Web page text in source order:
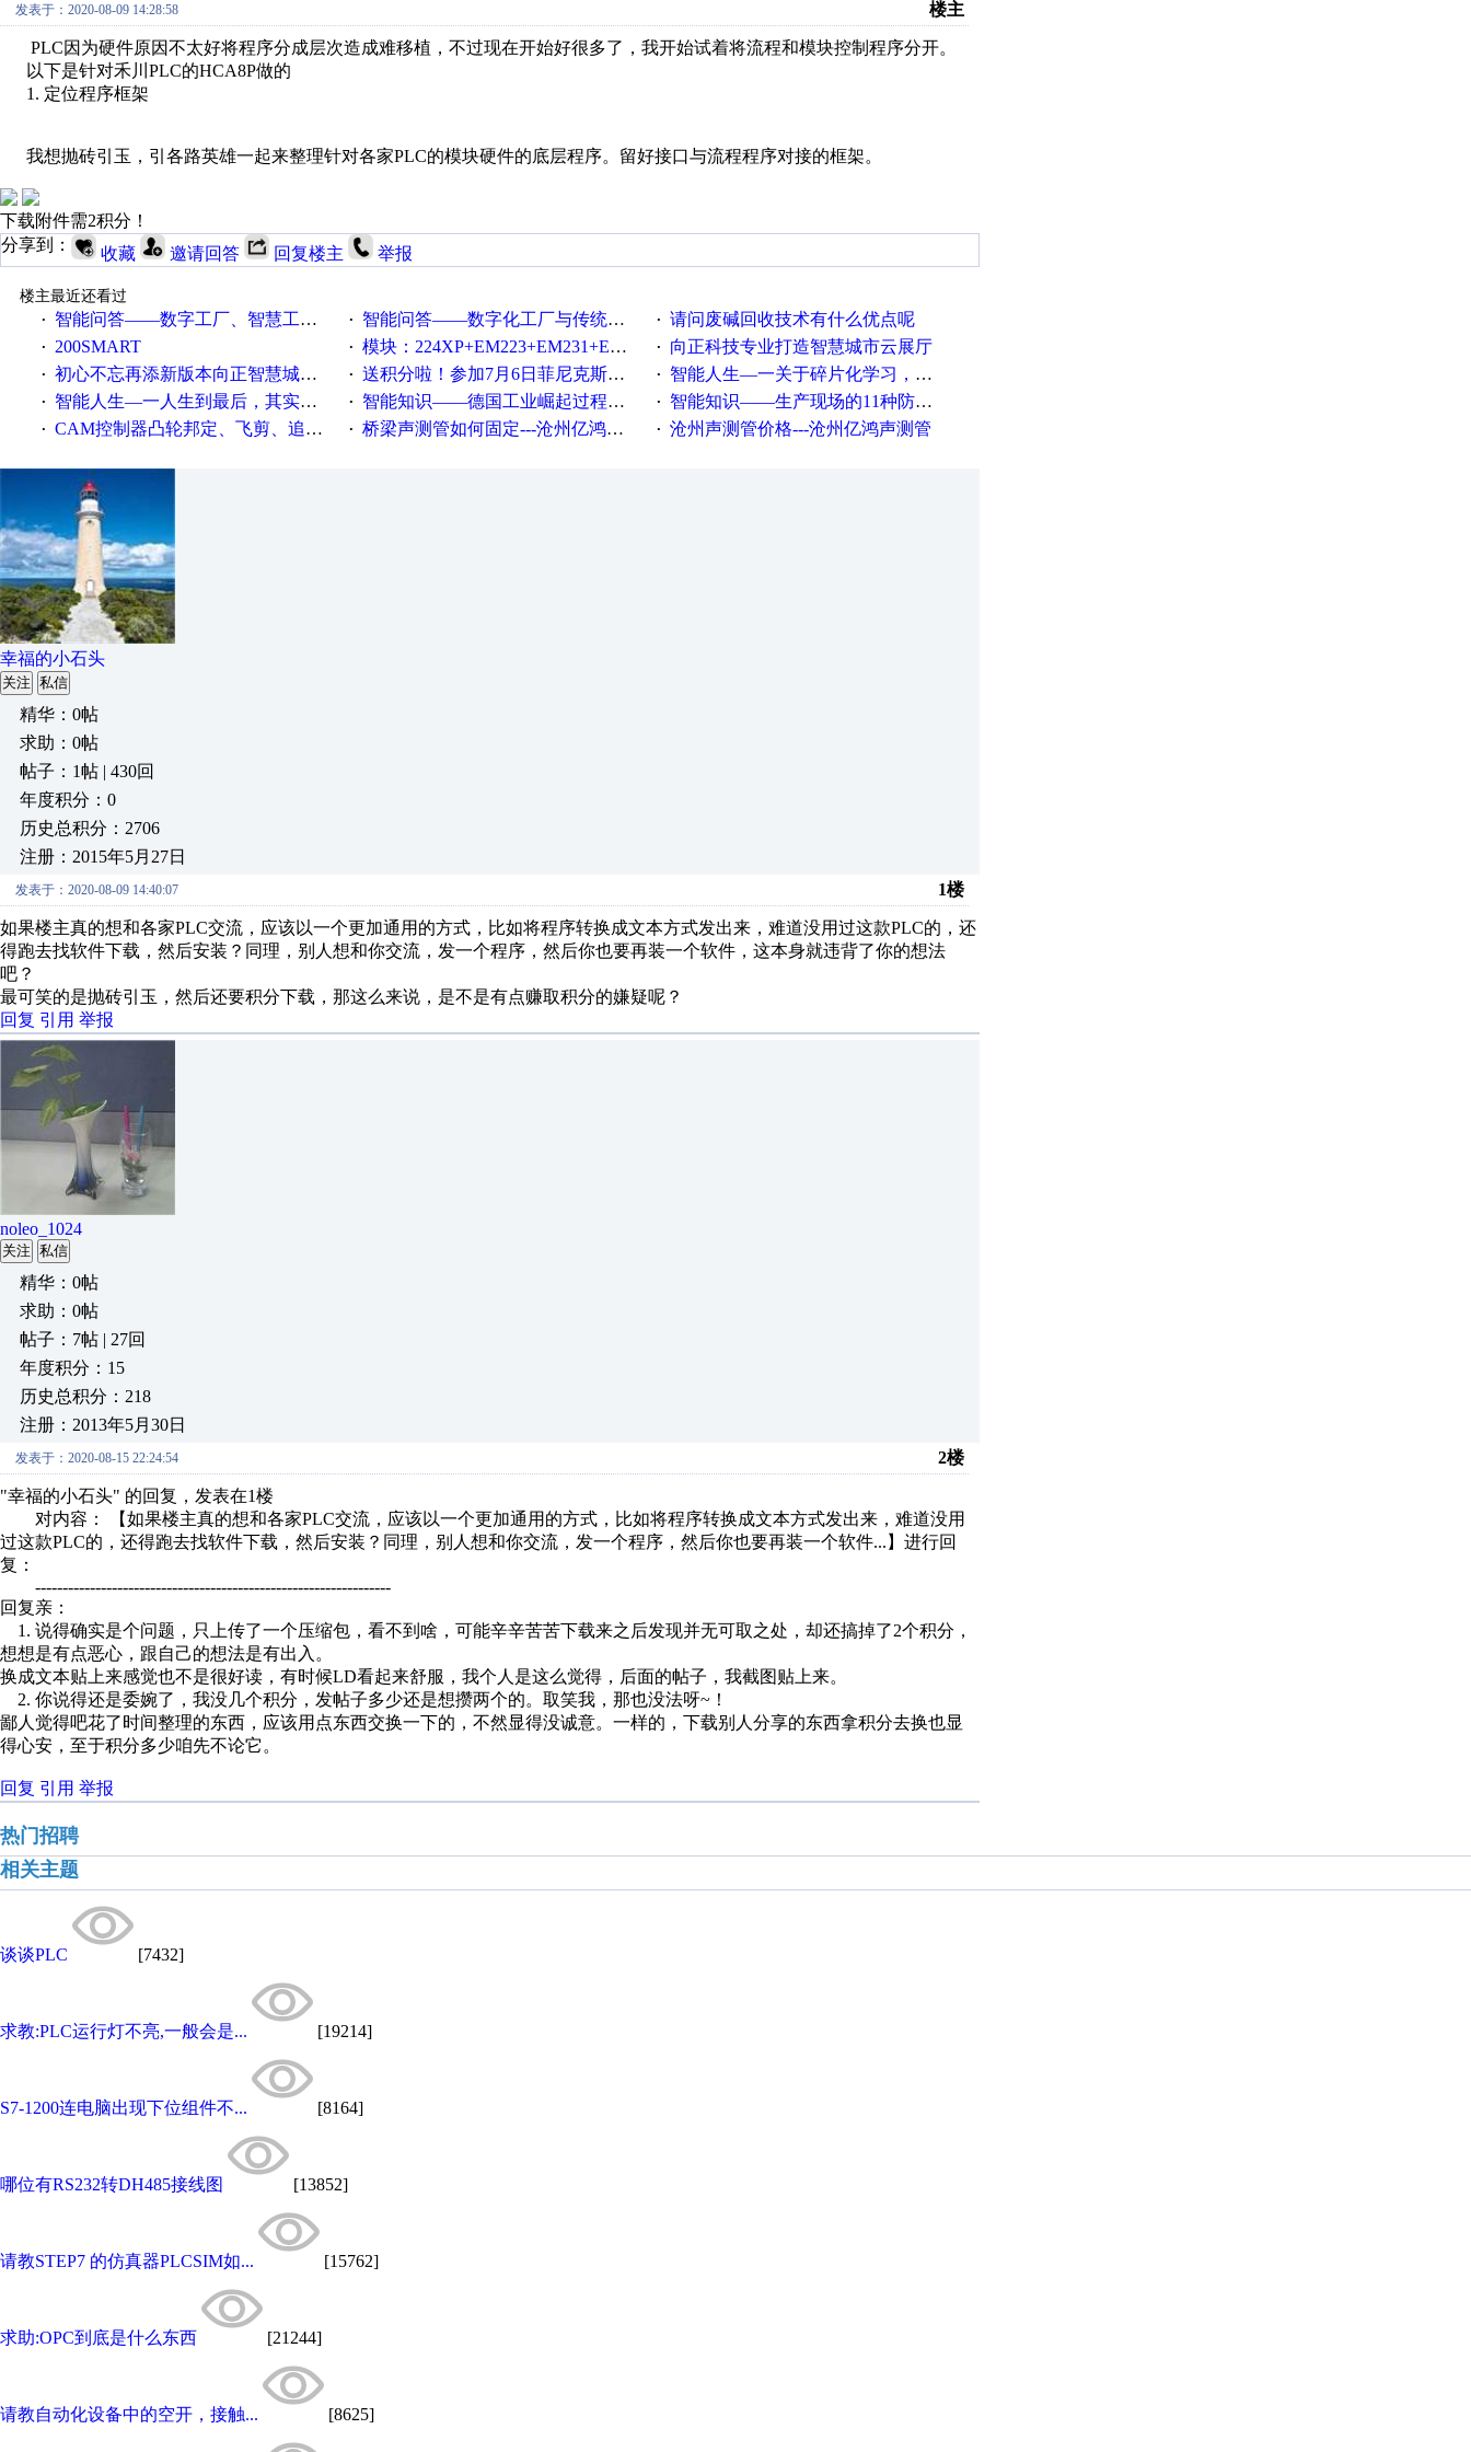
发表于：2020-08-09 14:28:58 楼主
PLC因为硬件原因不太好将程序分成层次造成难移植，不过现在开始好很多了，我开始试着将流程和模块控制程序分开。
以下是针对禾川PLC的HCA8P做的
1. 定位程序框架
我想抛砖引玉，引各路英雄一起来整理针对各家PLC的模块硬件的底层程序。留好接口与流程程序对接的框架。
下载附件需2积分！
分享到：
收藏 邀请回答 回复楼主 举报
楼主最近还看过
·
智能问答——数字工厂、智慧工厂和智能制造三者的区别是什么？ · 智能问答——数字化工厂与传统工厂的差别体现在哪里？ · 请问废碱回收技术有什么优点呢
· 200SMART · 模块：224XP+EM223+EM231+EM235+EM232+EM232怎么用以太网通讯？ · 向正科技专业打造智慧城市云展厅
· 初心不忘再添新版本向正智慧城市云展厅3.0版亮相 · 送积分啦！参加7月6日菲尼克斯在线研讨会即得 · 智能人生—一关于碎片化学习，看这一篇就够了！
· 智能人生—一人生到最后，其实拼的都是人品 · 智能知识——德国工业崛起过程中不得不提的10个关键词 · 智能知识——生产现场的11种防错！(1)
· CAM控制器凸轮邦定、飞剪、追剪等C功能块 · 桥梁声测管如何固定---沧州亿鸿声测管 · 沧州声测管价格---沧州亿鸿声测管​
幸福的小石头
关注 私信
精华：0帖
求助：0帖
帖子：1帖 | 430回
年度积分：0
历史总积分：2706
注册：2015年5月27日
发表于：2020-08-09 14:40:07 1楼
如果楼主真的想和各家PLC交流，应该以一个更加通用的方式，比如将程序转换成文本方式发出来，难道没用过这款PLC的，还
得跑去找软件下载，然后安装？同理，别人想和你交流，发一个程序，然后你也要再装一个软件，这本身就违背了你的想法
吧？
最可笑的是抛砖引玉，然后还要积分下载，那这么来说，是不是有点赚取积分的嫌疑呢？
回复 引用 举报
noleo_1024
关注 私信
精华：0帖
求助：0帖
帖子：7帖 | 27回
年度积分：15
历史总积分：218
注册：2013年5月30日
发表于：2020-08-15 22:24:54 2楼
"幸福的小石头" 的回复，发表在1楼
对内容： 【如果楼主真的想和各家PLC交流，应该以一个更加通用的方式，比如将程序转换成文本方式发出来，难道没用
过这款PLC的，还得跑去找软件下载，然后安装？同理，别人想和你交流，发一个程序，然后你也要再装一个软件...】进行回
复：
-----------------------------------------------------------------
回复亲：
1. 说得确实是个问题，只上传了一个压缩包，看不到啥，可能辛辛苦苦下载来之后发现并无可取之处，却还搞掉了2个积分，
想想是有点恶心，跟自己的想法是有出入。
换成文本贴上来感觉也不是很好读，有时候LD看起来舒服，我个人是这么觉得，后面的帖子，我截图贴上来。
2. 你说得还是委婉了，我没几个积分，发帖子多少还是想攒两个的。取笑我，那也没法呀~！
鄙人觉得吧花了时间整理的东西，应该用点东西交换一下的，不然显得没诚意。一样的，下载别人分享的东西拿积分去换也显
得心安，至于积分多少咱先不论它。
回复 引用 举报
热门招聘
相关主题
谈谈PLC [7432]
求教:PLC运行灯不亮,一般会是... [19214]
S7-1200连电脑出现下位组件不... [8164]
哪位有RS232转DH485接线图 [13852]
请教STEP7 的仿真器PLCSIM如... [15762]
求助:OPC到底是什么东西 [21244]
请教自动化设备中的空开，接触... [8625]